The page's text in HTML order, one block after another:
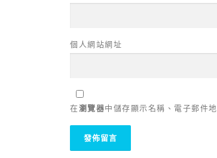
個人網站網址
在瀏覽器中儲存顯示名稱、電子郵件